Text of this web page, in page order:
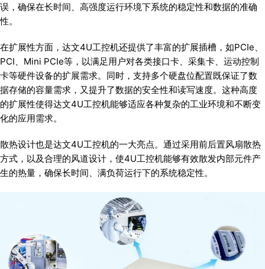
误，确保在长时间、高强度运行环境下系统的稳定性和数据的准确
性。
在扩展性方面，达文4U工控机还提供了丰富的扩展插槽，如PCIe、
PCI、Mini PCIe等，以满足用户对各类接口卡、采集卡、运动控制
卡等硬件设备的扩展需求。同时，支持多个硬盘位配置既保证了数
据存储的容量需求，又提升了数据的安全性和读写速度。这种高度
的扩展性使得达文4U工控机能够适应各种复杂的工业环境和不断变
化的应用需求。
散热设计也是达文4U工控机的一大亮点。通过采用前后置风扇散热
方式，以及合理的风道设计，使4U工控机能够有效散发内部元件产
生的热量，确保长时间、满负荷运行下的系统稳定性。